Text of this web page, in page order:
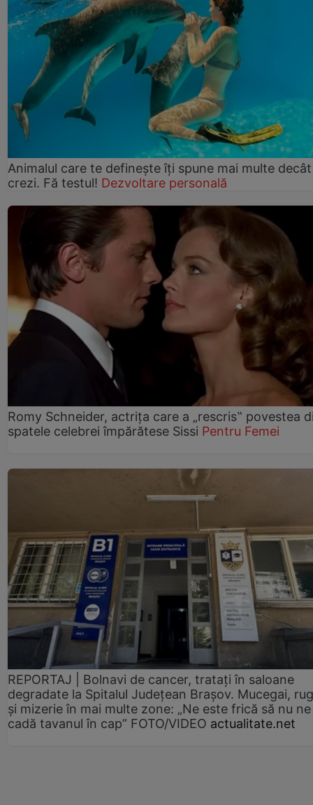
Animalul care te definește îți spune mai multe decât
crezi. Fă testul! Dezvoltare personală
Romy Schneider, actrița care a „rescris‟ povestea
spatele celebrei împărătese Sissi Pentru Femei
REPORTAJ | Bolnavi de cancer, tratați în saloane
degradate la Spitalul Județean Brașov. Mucegai,
și mizerie în mai multe zone: „Ne este frică să nu ne
cadă tavanul în cap” FOTO/VIDEO actualitate.net